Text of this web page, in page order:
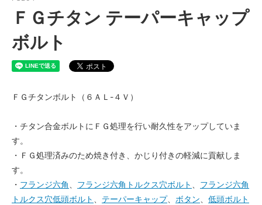
ＦＧチタン テーパーキャップ
ボルト
ＦＧチタンボルト（６ＡＬ-４Ｖ）
・チタン合金ボルトにＦＧ処理を行い耐久性をアップしていま
す。
・ＦＧ処理済みのため焼き付き、かじり付きの軽減に貢献しま
す。
・ フランジ六角 フランジ六角トルクス穴ボルト
フランジ六角
トルクス穴低頭ボルト
テーパーキャップ、 ボタン
低頭ボルト